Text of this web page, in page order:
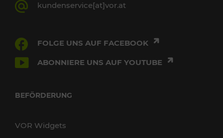
kundenservice[at]vor.at
FOLGE UNS AUF FACEBOOK
ABONNIERE UNS AUF YOUTUBE
BEFÖRDERUNG
VOR Widgets